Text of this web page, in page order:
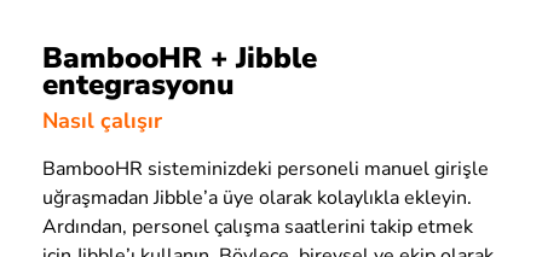
BambooHR + Jibble
entegrasyonu
Nasıl çalışır
BambooHR sisteminizdeki personeli manuel girişle
uğraşmadan Jibble’a üye olarak kolaylıkla ekleyin.
Ardından, personel çalışma saatlerini takip etmek